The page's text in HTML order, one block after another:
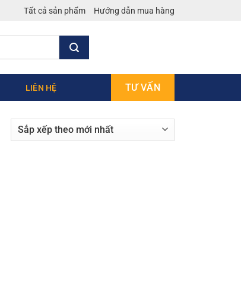
Tất cả sản phẩm Hướng dẫn mua hàng
LIÊN HỆ TƯ VẤN